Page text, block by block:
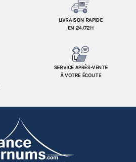
LIVRAISON RAPIDE
EN 24/72H
SERVICE APRÈS-VENTE
À VOTRE ÉCOUTE